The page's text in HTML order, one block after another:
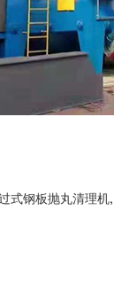
式钢板抛丸清理机,